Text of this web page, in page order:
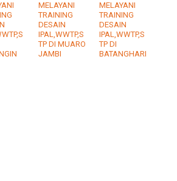
MELAYANI
TRAINING
DESAIN
IPAL,WWTP,S
TP DI MUARO
JAMBI
MELAYANI
TRAINING
DESAIN
IPAL,WWTP,S
TP DI
BATANGHARI